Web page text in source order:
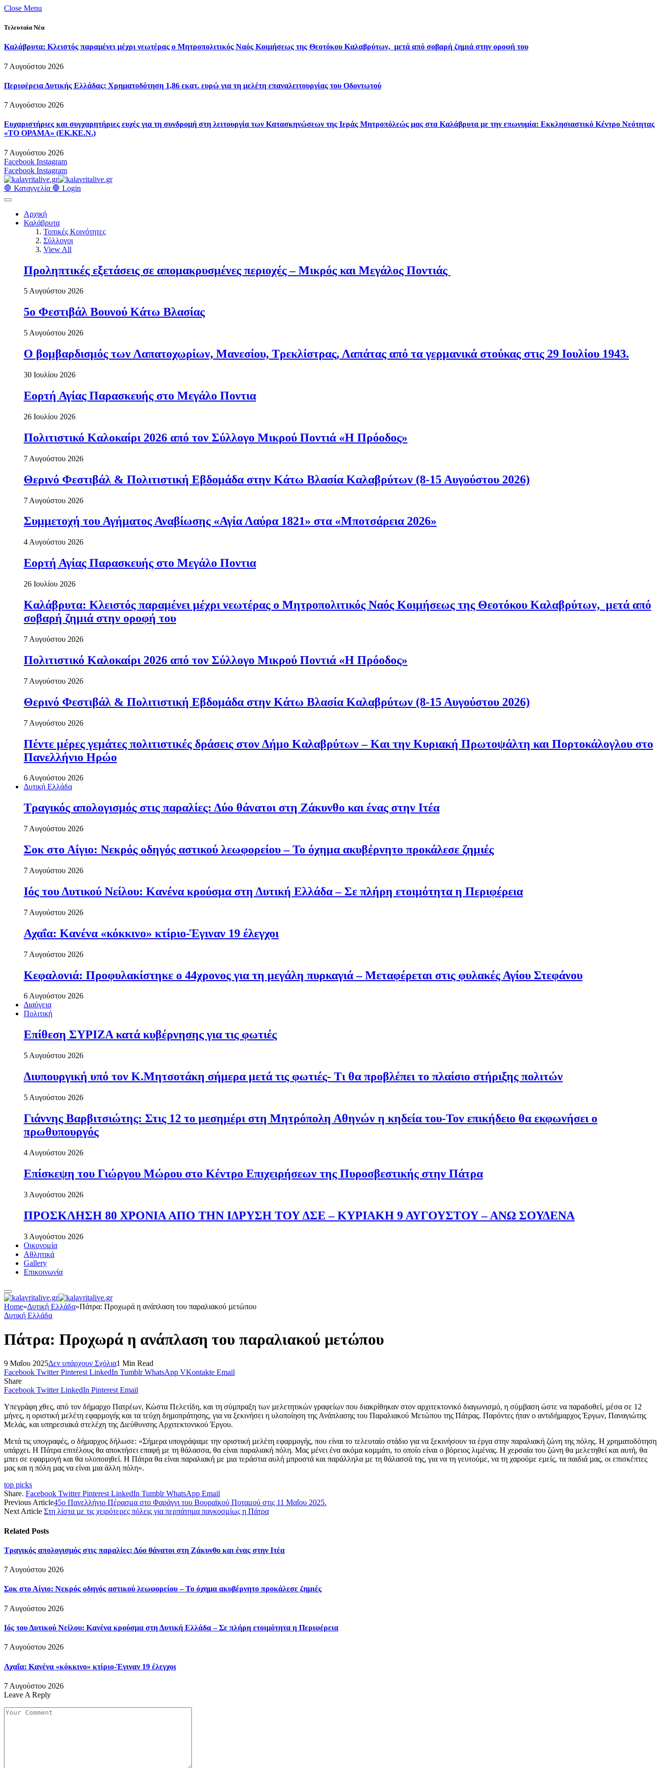
Close Menu
Τελευταία Νέα
Καλάβρυτα: Κλειστός παραμένει μέχρι νεωτέρας ο Μητροπολιτικός Ναός Κοιμήσεως της Θεοτόκου Καλαβρύτων, μετά από σοβαρή ζημιά στην οροφή του
7 Αυγούστου 2026
Περιφέρεια Δυτικής Ελλάδας: Χρηματοδότηση 1,86 εκατ. ευρώ για τη μελέτη επαναλειτουργίας του Οδοντωτού
7 Αυγούστου 2026
Ευχαριστήριες και συγχαρητήριες ευχές για τη συνδρομή στη λειτουργία των Κατασκηνώσεων της Ιεράς Μητροπόλεώς μας στα Καλάβρυτα με την επωνυμία: Εκκλησιαστικό Κέντρο Νεότητας
«ΤΟ ΟΡΑΜΑ» (ΕΚ.ΚΕ.Ν.)
7 Αυγούστου 2026
Facebook Instagram
Facebook Instagram
🛑 Καταγγελία 🛑 Login
Αρχική
Καλάβρυτα
Τοπικές Κοινότητες
Σύλλογοι
View All
Προληπτικές εξετάσεις σε απομακρυσμένες περιοχές – Μικρός και Μεγάλος Ποντιάς
5 Αυγούστου 2026
5ο Φεστιβάλ Βουνού Κάτω Βλασίας
5 Αυγούστου 2026
Ο βομβαρδισμός των Λαπατοχωρίων, Μανεσίου, Τρεκλίστρας, Λαπάτας από τα γερμανικά στούκας στις 29 Ιουλίου 1943.
30 Ιουλίου 2026
Εορτή Αγίας Παρασκευής στο Μεγάλο Ποντια
26 Ιουλίου 2026
Πολιτιστικό Καλοκαίρι 2026 από τον Σύλλογο Μικρού Ποντιά «Η Πρόοδος»
7 Αυγούστου 2026
Θερινό Φεστιβάλ & Πολιτιστική Εβδομάδα στην Κάτω Βλασία Καλαβρύτων (8-15 Αυγούστου 2026)
7 Αυγούστου 2026
Συμμετοχή του Αγήματος Αναβίωσης «Αγία Λαύρα 1821» στα «Μποτσάρεια 2026»
4 Αυγούστου 2026
Εορτή Αγίας Παρασκευής στο Μεγάλο Ποντια
26 Ιουλίου 2026
Καλάβρυτα: Κλειστός παραμένει μέχρι νεωτέρας ο Μητροπολιτικός Ναός Κοιμήσεως της Θεοτόκου Καλαβρύτων, μετά από
σοβαρή ζημιά στην οροφή του
7 Αυγούστου 2026
Πολιτιστικό Καλοκαίρι 2026 από τον Σύλλογο Μικρού Ποντιά «Η Πρόοδος»
7 Αυγούστου 2026
Θερινό Φεστιβάλ & Πολιτιστική Εβδομάδα στην Κάτω Βλασία Καλαβρύτων (8-15 Αυγούστου 2026)
7 Αυγούστου 2026
Πέντε μέρες γεμάτες πολιτιστικές δράσεις στον Δήμο Καλαβρύτων – Και την Κυριακή Πρωτοψάλτη και Πορτοκάλογλου στο
Πανελλήνιο Ηρώο
6 Αυγούστου 2026
Δυτική Ελλάδα
Τραγικός απολογισμός στις παραλίες: Δύο θάνατοι στη Ζάκυνθο και ένας στην Ιτέα
7 Αυγούστου 2026
Σοκ στο Αίγιο: Νεκρός οδηγός αστικού λεωφορείου – Το όχημα ακυβέρνητο προκάλεσε ζημιές
7 Αυγούστου 2026
Ιός του Δυτικού Νείλου: Κανένα κρούσμα στη Δυτική Ελλάδα – Σε πλήρη ετοιμότητα η Περιφέρεια
7 Αυγούστου 2026
Αχαΐα: Κανένα «κόκκινο» κτίριο-Έγιναν 19 έλεγχοι
7 Αυγούστου 2026
Κεφαλονιά: Προφυλακίστηκε ο 44χρονος για τη μεγάλη πυρκαγιά – Μεταφέρεται στις φυλακές Αγίου Στεφάνου
6 Αυγούστου 2026
Διαύγεια
Πολιτική
Επίθεση ΣΥΡΙΖΑ κατά κυβέρνησης για τις φωτιές
5 Αυγούστου 2026
Διυπουργική υπό τον Κ.Μητσοτάκη σήμερα μετά τις φωτιές- Τι θα προβλέπει το πλαίσιο στήριξης πολιτών
5 Αυγούστου 2026
Γιάννης Βαρβιτσιώτης: Στις 12 το μεσημέρι στη Μητρόπολη Αθηνών η κηδεία του-Τον επικήδειο θα εκφωνήσει ο
πρωθυπουργός
4 Αυγούστου 2026
Επίσκεψη του Γιώργου Μώρου στο Κέντρο Επιχειρήσεων της Πυροσβεστικής στην Πάτρα
3 Αυγούστου 2026
ΠΡΟΣΚΛΗΣΗ 80 ΧΡΟΝΙΑ ΑΠΟ ΤΗΝ ΙΔΡΥΣΗ ΤΟΥ ΔΣΕ – ΚΥΡΙΑΚΗ 9 ΑΥΓΟΥΣΤΟΥ – ΑΝΩ ΣΟΥΔΕΝΑ
3 Αυγούστου 2026
Οικονομία
Αθλητικά
Gallery
Επικοινωνία
Home»Δυτική Ελλάδα»Πάτρα: Προχωρά η ανάπλαση του παραλιακού µετώπου
Δυτική Ελλάδα
Πάτρα: Προχωρά η ανάπλαση του παραλιακού µετώπου
9 Μαΐου 2025Δεν υπάρχουν Σχόλια1 Min Read
Facebook Twitter Pinterest LinkedIn Tumblr WhatsApp VKontakte Email
Share
Facebook Twitter LinkedIn Pinterest Email
Υπεγράφη χθες, από τον δήµαρχο Πατρέων, Κώστα Πελετίδη, και τη σύµπραξη των µελετητικών γραφείων που διακρίθηκαν στον αρχιτεκτονικό διαγωνισµό, η σύµβαση ώστε να παραδοθεί, µέσα σε 12
µήνες, η οριστική µελέτη εφαρµογής και τα τεύχη δηµοπράτησης, για να ξεκινήσει η υλοποίηση της Ανάπλασης του Παραλιακού Μετώπου της Πάτρας. Παρόντες ήταν ο αντιδήµαρχος Έργων, Παναγιώτης
Μελάς, και υπηρεσιακά στελέχη της ∆ιεύθυνσης Αρχιτεκτονικού Έργου.
Μετά τις υπογραφές, ο δήµαρχος δήλωσε: «Σήµερα υπογράψαµε την οριστική µελέτη εφαρµογής, που είναι το τελευταίο στάδιο για να ξεκινήσουν τα έργα στην παραλιακή ζώνη της πόλης. Η χρηµατοδότηση
υπάρχει. Η Πάτρα επιτέλους θα αποκτήσει επαφή µε τη θάλασσα, θα είναι παραλιακή πόλη. Μας µένει ένα ακόµα κοµµάτι, το οποίο είναι ο βόρειος λιµένας. Η χερσαία του ζώνη θα µελετηθεί και αυτή, θα
µπει σε εφαρµογή και θα υλοποιηθεί. Η Πάτρα θα είναι παραλιακή µε µια τεράστια αυλή µπροστά και παράλληλα µε τη θάλασσά της, για να τη γευτούµε, να τη χαρούµε εµείς, τα παιδιά µας, οι επισκέπτες
µας και η πόλη µας να είναι µια άλλη πόλη».
top picks
Share. Facebook Twitter Pinterest LinkedIn Tumblr WhatsApp Email
Previous Article45ο Πανελλήνιο Πέρασμα στο Φαράγγι του Βουραϊκού Ποταμού στις 11 Μαΐου 2025.
Next Article Στη λίστα µε τις χειρότερες πόλεις για περπάτηµα παγκοσμίως η Πάτρα
Related Posts
Τραγικός απολογισμός στις παραλίες: Δύο θάνατοι στη Ζάκυνθο και ένας στην Ιτέα
7 Αυγούστου 2026
Σοκ στο Αίγιο: Νεκρός οδηγός αστικού λεωφορείου – Το όχημα ακυβέρνητο προκάλεσε ζημιές
7 Αυγούστου 2026
Ιός του Δυτικού Νείλου: Κανένα κρούσμα στη Δυτική Ελλάδα – Σε πλήρη ετοιμότητα η Περιφέρεια
7 Αυγούστου 2026
Αχαΐα: Κανένα «κόκκινο» κτίριο-Έγιναν 19 έλεγχοι
7 Αυγούστου 2026
Leave A Reply